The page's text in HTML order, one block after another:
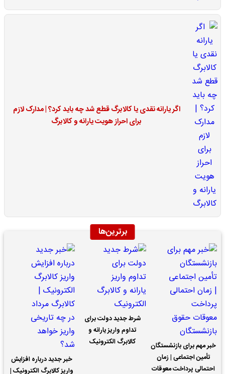
اگر یارانه نقدی یا کالابرگ قطع شد چه باید کرد؟ | مدارک لازم
برای احراز هویت یارانه و کالابرگ
برترین‌ها
خبر مهم برای بازنشستگان
تأمین اجتماعی | زمان
احتمالی پرداخت معوقات
شرط جدید دولت برای
تداوم واریز یارانه و
کالابرگ الکترونیک
خبر جدید درباره افزایش
واریز کالابرگ الکترونیک |